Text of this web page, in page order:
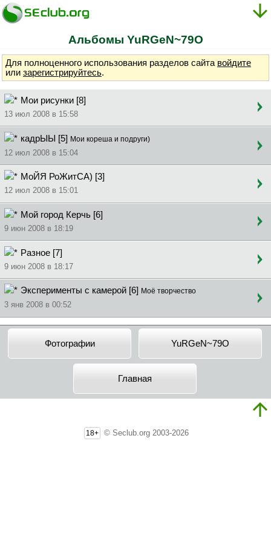
Альбомы YuRGeN~79O
Для полноценного использования разделов сайта войдите
или зарегистрируйтесь.
Мои рисунки [8]
13 июл 2008 в 15:58
кадрЫЫ [5] Мои кореша и подруги)
12 июл 2008 в 15:04
МоЙЯ РоЖитСА) [3]
12 июл 2008 в 15:01
Мой город Керчь [6]
9 июн 2008 в 18:19
Разное [7]
9 июн 2008 в 18:17
Эксперименты с камерой [6] Моё творчество
3 янв 2008 в 00:52
Фотографии YuRGeN~79O
Главная
18+ © Seclub.org 2003-2026